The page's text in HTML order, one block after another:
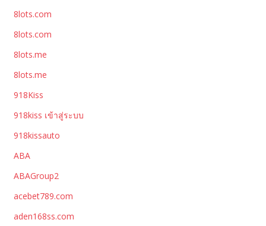
8lots.com
8lots.com
8lots.me
8lots.me
918Kiss
918kiss เข้าสู่ระบบ
918kissauto
ABA
ABAGroup2
acebet789.com
aden168ss.com